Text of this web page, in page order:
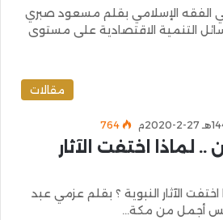
في الفقه الإسلامي بقلم مسعود صبري
التنمية الاقتصادية على مستوى
مقالات
764
لماذا اختفت الآثار
الآثار النبوية ؟ بقلم عزمي عبد
ليس أجمل من مكة…